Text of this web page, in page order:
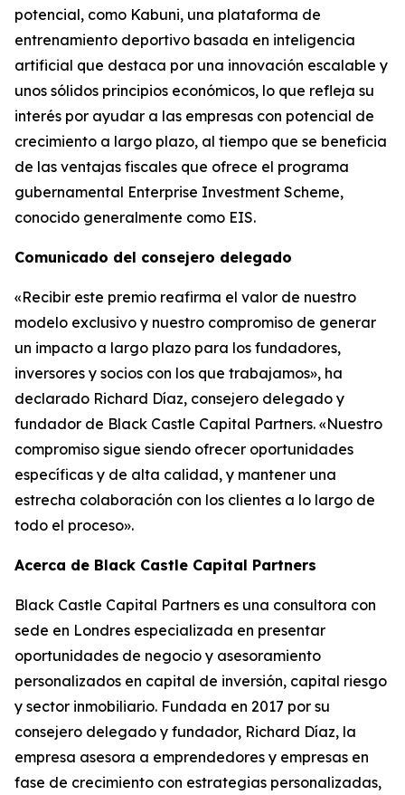
potencial, como Kabuni, una plataforma de
entrenamiento deportivo basada en inteligencia
artificial que destaca por una innovación escalable y
unos sólidos principios económicos, lo que refleja su
interés por ayudar a las empresas con potencial de
crecimiento a largo plazo, al tiempo que se beneficia
de las ventajas fiscales que ofrece el programa
gubernamental Enterprise Investment Scheme,
conocido generalmente como EIS.
Comunicado del consejero delegado
«Recibir este premio reafirma el valor de nuestro
modelo exclusivo y nuestro compromiso de generar
un impacto a largo plazo para los fundadores,
inversores y socios con los que trabajamos», ha
declarado Richard Díaz, consejero delegado y
fundador de Black Castle Capital Partners. «Nuestro
compromiso sigue siendo ofrecer oportunidades
específicas y de alta calidad, y mantener una
estrecha colaboración con los clientes a lo largo de
todo el proceso».
Acerca de Black Castle Capital Partners
Black Castle Capital Partners es una consultora con
sede en Londres especializada en presentar
oportunidades de negocio y asesoramiento
personalizados en capital de inversión, capital riesgo
y sector inmobiliario. Fundada en 2017 por su
consejero delegado y fundador, Richard Díaz, la
empresa asesora a emprendedores y empresas en
fase de crecimiento con estrategias personalizadas,